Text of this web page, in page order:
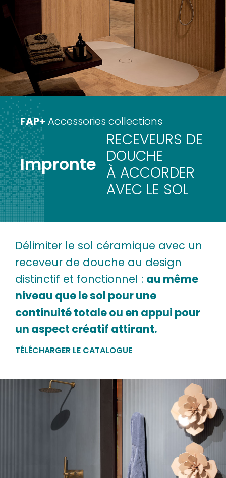
FAP+ Accessories collections
Impronte
RECEVEURS DE
DOUCHE
À ACCORDER
AVEC LE SOL
Délimiter le sol céramique avec un
receveur de douche au design
distinctif et fonctionnel : au même
niveau que le sol pour une
continuité totale ou en appui pour
un aspect créatif attirant.
TÉLÉCHARGER LE CATALOGUE